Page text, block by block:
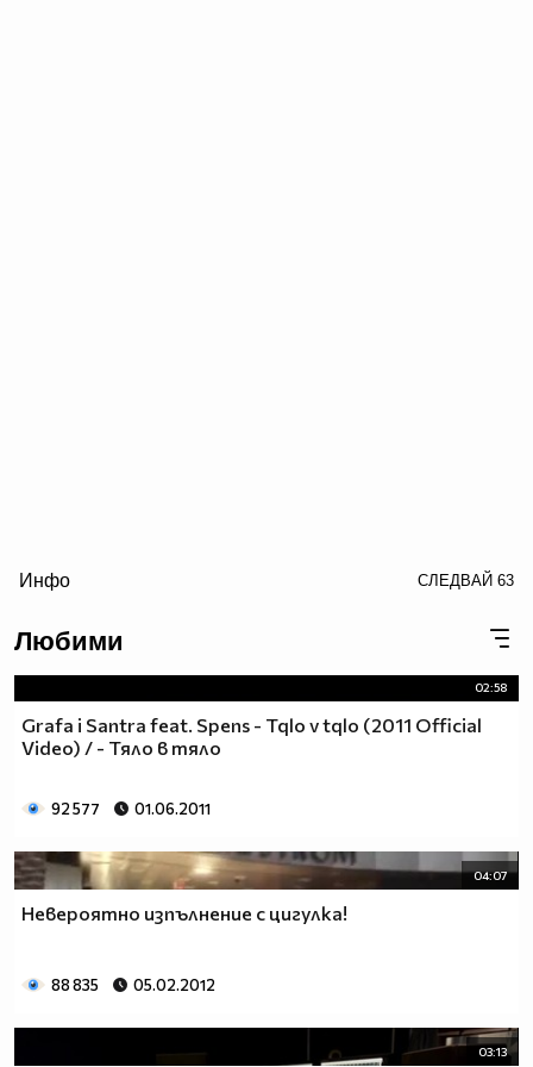
Когато те нагрубят незаслужено, върни се и си го
заслужи !!
Аз: Мамка му..
-Той: Преминава от "необвързан" към
Инфо СЛЕДВАЙ 63
Любими
02:58
Grafa i Santra feat. Spens - Tqlo v tqlo (2011 Official
Video) / - Тяло в тяло
92 577 01.06.2011
04:07
Невероятно изпълнение с цигулка!
88 835 05.02.2012
03:13